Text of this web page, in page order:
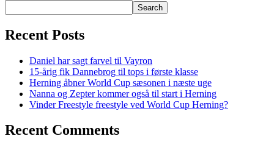
Search
Recent Posts
Daniel har sagt farvel til Vayron
15-årig fik Dannebrog til tops i første klasse
Herning åbner World Cup sæsonen i næste uge
Nanna og Zepter kommer også til start i Herning
Vinder Freestyle freestyle ved World Cup Herning?
Recent Comments